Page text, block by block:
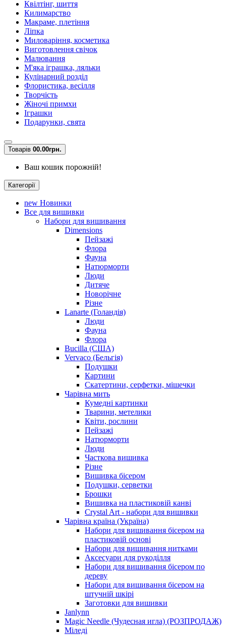
Квілтінг, шиття
Килимарство
Макраме, плетіння
Ліпка
Миловаріння, косметика
Виготовлення свічок
Малювання
М'яка іграшка, ляльки
Кулінарний розділ
Флористика, весілля
Творчість
Жіночі примхи
Іграшки
Подарунки, свята
Товарів 00.00грн.
Ваш кошик порожній!
Категорії
new Новинки
Все для вишивки
Набори для вишивання
Dimensions
Пейзажі
Флора
Фауна
Натюрморти
Люди
Дитяче
Новорічне
Різне
Lanarte (Голандія)
Люди
Фауна
Флора
Bucilla (США)
Vervaco (Бельгія)
Подушки
Картини
Скатертини, серфетки, мішечки
Чарiвна мить
Кумедні картинки
Тварини, метелики
Квіти, рослини
Пейзажі
Натюрморти
Люди
Часткова вишивка
Різне
Вишивка бісером
Подушки, серветки
Брошки
Вишивка на пластиковій канві
Crystal Art - набори для вишивки
Чарівна країна (Україна)
Набори для вишивання бісером на
пластиковій основі
Набори для вишивання нитками
Аксесуари для рукоділля
Набори для вишивання бісером по
дереву
Набори для вишивання бісером на
штучній шкірі
Заготовки для вишивки
Janlynn
Magic Needle (Чудесная игла) (РОЗПРОДАЖ)
Міледі